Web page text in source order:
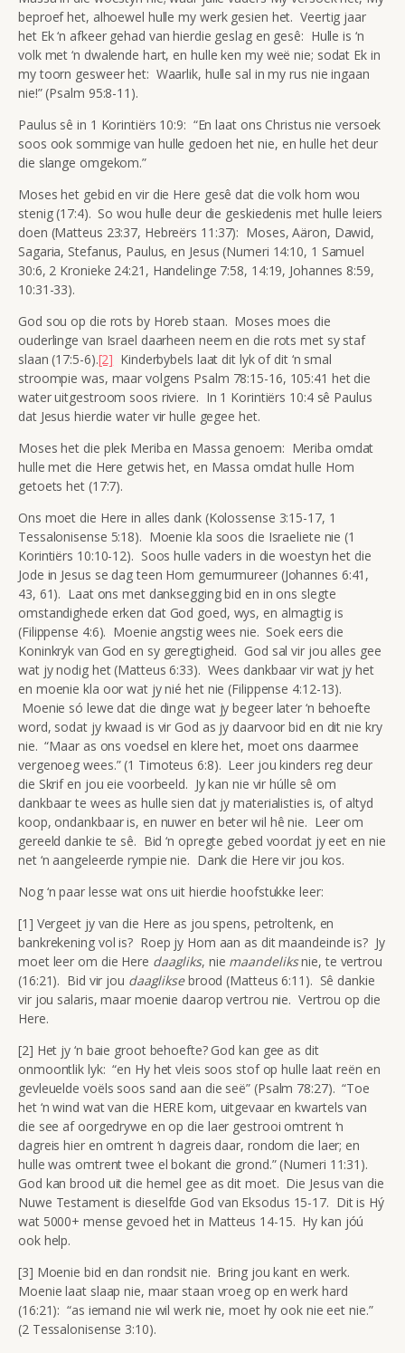
beproef het, alhoewel hulle my werk gesien het. Veertig jaar
het Ek ‘n afkeer gehad van hierdie geslag en gesê: Hulle is ‘n
volk met ‘n dwalende hart, en hulle ken my weë nie; sodat Ek in
my toorn gesweer het: Waarlik, hulle sal in my rus nie ingaan
nie!” (Psalm 95:8-11).
Paulus sê in 1 Korintiërs 10:9: “En laat ons Christus nie versoek
soos ook sommige van hulle gedoen het nie, en hulle het deur
die slange omgekom.”
Moses het gebid en vir die Here gesê dat die volk hom wou
stenig (17:4). So wou hulle deur die geskiedenis met hulle leiers
doen (Matteus 23:37, Hebreërs 11:37): Moses, Aäron, Dawid,
Sagaria, Stefanus, Paulus, en Jesus (Numeri 14:10, 1 Samuel
30:6, 2 Kronieke 24:21, Handelinge 7:58, 14:19, Johannes 8:59,
10:31-33).
God sou op die rots by Horeb staan. Moses moes die
ouderlinge van Israel daarheen neem en die rots met sy staf
slaan (17:5-6).[2] Kinderbybels laat dit lyk of dit ‘n smal
stroompie was, maar volgens Psalm 78:15-16, 105:41 het die
water uitgestroom soos riviere. In 1 Korintiërs 10:4 sê Paulus
dat Jesus hierdie water vir hulle gegee het.
Moses het die plek Meriba en Massa genoem: Meriba omdat
hulle met die Here getwis het, en Massa omdat hulle Hom
getoets het (17:7).
Ons moet die Here in alles dank (Kolossense 3:15-17, 1
Tessalonisense 5:18). Moenie kla soos die Israeliete nie (1
Korintiërs 10:10-12). Soos hulle vaders in die woestyn het die
Jode in Jesus se dag teen Hom gemurmureer (Johannes 6:41,
43, 61). Laat ons met danksegging bid en in ons slegte
omstandighede erken dat God goed, wys, en almagtig is
(Filippense 4:6). Moenie angstig wees nie. Soek eers die
Koninkryk van God en sy geregtigheid. God sal vir jou alles gee
wat jy nodig het (Matteus 6:33). Wees dankbaar vir wat jy het
en moenie kla oor wat jy nié het nie (Filippense 4:12-13).
Moenie só lewe dat die dinge wat jy begeer later ‘n behoefte
word, sodat jy kwaad is vir God as jy daarvoor bid en dit nie kry
nie. “Maar as ons voedsel en klere het, moet ons daarmee
vergenoeg wees.” (1 Timoteus 6:8). Leer jou kinders reg deur
die Skrif en jou eie voorbeeld. Jy kan nie vir húlle sê om
dankbaar te wees as hulle sien dat jy materialisties is, of altyd
koop, ondankbaar is, en nuwer en beter wil hê nie. Leer om
gereeld dankie te sê. Bid ‘n opregte gebed voordat jy eet en nie
net ‘n aangeleerde rympie nie. Dank die Here vir jou kos.
Nog ‘n paar lesse wat ons uit hierdie hoofstukke leer:
[1] Vergeet jy van die Here as jou spens, petroltenk, en
bankrekening vol is? Roep jy Hom aan as dit maandeinde is? Jy
moet leer om die Here daagliks, nie maandeliksnie, te vertrou
(16:21). Bid vir jou daagliksebrood (Matteus 6:11). Sê dankie
vir jou salaris, maar moenie daarop vertrou nie. Vertrou op die
Here.
[2] Het jy ‘n baie groot behoefte? God kan gee as dit
onmoontlik lyk: “en Hy het vleis soos stof op hulle laat reën en
gevleuelde voëls soos sand aan die seë” (Psalm 78:27). “Toe
het ‘n wind wat van die HERE kom, uitgevaar en kwartels van
die see af oorgedrywe en op die laer gestrooi omtrent ‘n
dagreis hier en omtrent ‘n dagreis daar, rondom die laer; en
hulle was omtrent twee el bokant die grond.” (Numeri 11:31).
God kan brood uit die hemel gee as dit moet. Die Jesus van die
Nuwe Testament is dieselfde God van Eksodus 15-17. Dit is Hý
wat 5000+ mense gevoed het in Matteus 14-15. Hy kan jóú
ook help.
[3] Moenie bid en dan rondsit nie. Bring jou kant en werk.
Moenie laat slaap nie, maar staan vroeg op en werk hard
(16:21): “as iemand nie wil werk nie, moet hy ook nie eet nie.”
(2 Tessalonisense 3:10).